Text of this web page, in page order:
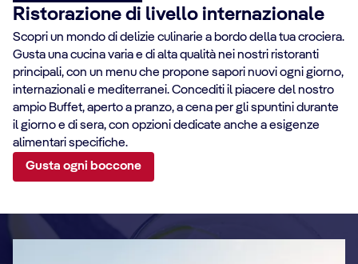
Ristorazione di livello internazionale
Scopri un mondo di delizie culinarie a bordo della tua crociera.
Gusta una cucina varia e di alta qualità nei nostri ristoranti
principali, con un menu che propone sapori nuovi ogni giorno,
internazionali e mediterranei. Concediti il piacere del nostro
ampio Buffet, aperto a pranzo, a cena per gli spuntini durante
il giorno e di sera, con opzioni dedicate anche a esigenze
alimentari specifiche.
Gusta ogni boccone